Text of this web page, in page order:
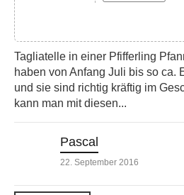
Tagliatelle in einer Pfifferling
haben von Anfang Juli bis so ca.
und sie sind richtig kräftig im
kann man mit diesen...
Pascal
22. September 2016